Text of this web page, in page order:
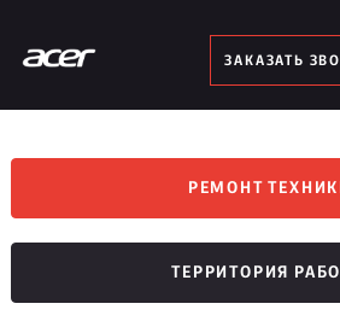
ЗАКАЗАТЬ
РЕМОНТ
ТЕРРИТОРИЯ